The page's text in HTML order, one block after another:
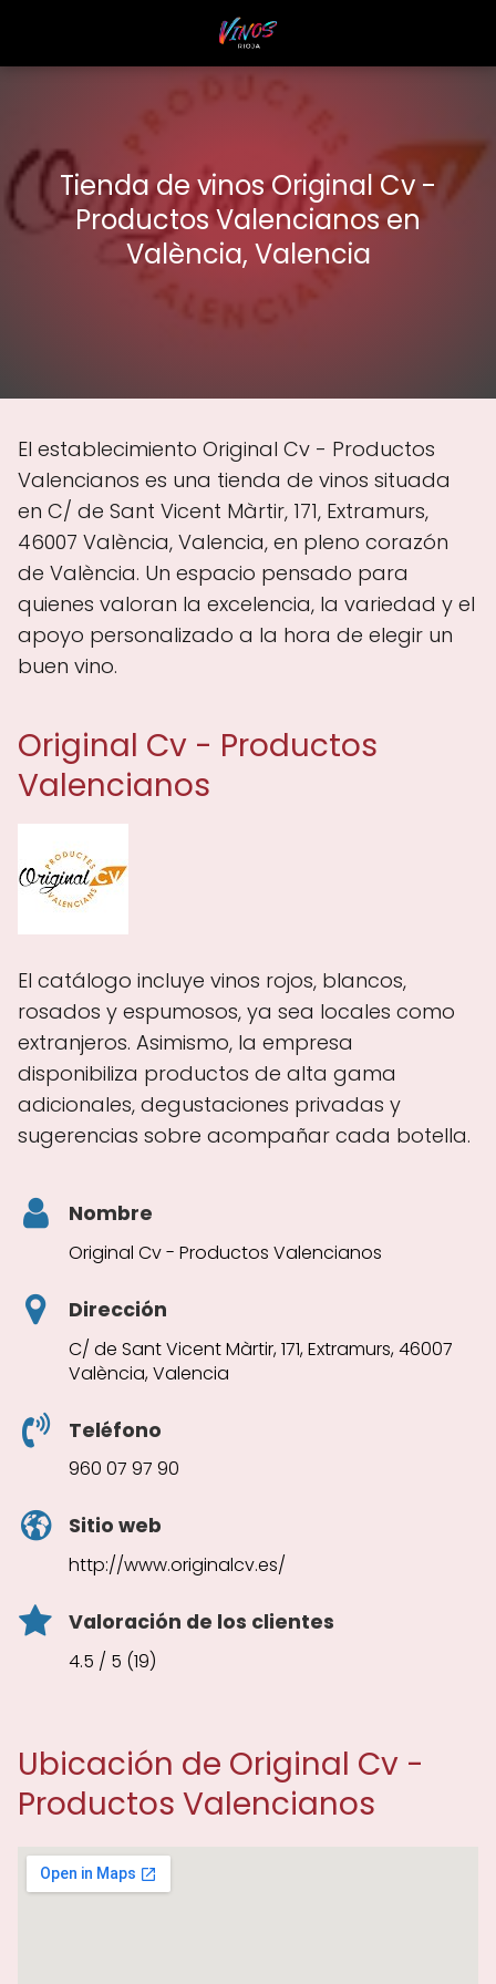
Tienda de vinos Original Cv -
Productos Valencianos en
València, Valencia
El establecimiento Original Cv - Productos
Valencianos es una tienda de vinos situada
en C/ de Sant Vicent Màrtir, 171, Extramurs,
46007 València, Valencia, en pleno corazón
de València. Un espacio pensado para
quienes valoran la excelencia, la variedad y el
apoyo personalizado a la hora de elegir un
buen vino.
Original Cv - Productos
Valencianos
El catálogo incluye vinos rojos, blancos,
rosados y espumosos, ya sea locales como
extranjeros. Asimismo, la empresa
disponibiliza productos de alta gama
adicionales, degustaciones privadas y
sugerencias sobre acompañar cada botella.
Nombre
Original Cv - Productos Valencianos
Dirección
C/ de Sant Vicent Màrtir, 171, Extramurs, 46007
València, Valencia
Teléfono
960 07 97 90
Sitio web
http://www.originalcv.es/
Valoración de los clientes
4.5 / 5 (19)
Ubicación de Original Cv -
Productos Valencianos